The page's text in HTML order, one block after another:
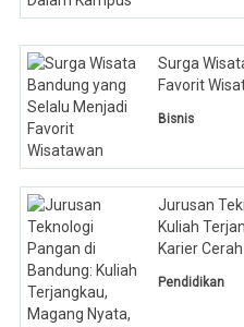
Surga
Favorit
Bisnis
Jurusan
Kuliah
Karier Cerah
Pendidikan